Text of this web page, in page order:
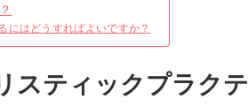
にはどうすればよいですか？
スティックプラクテ